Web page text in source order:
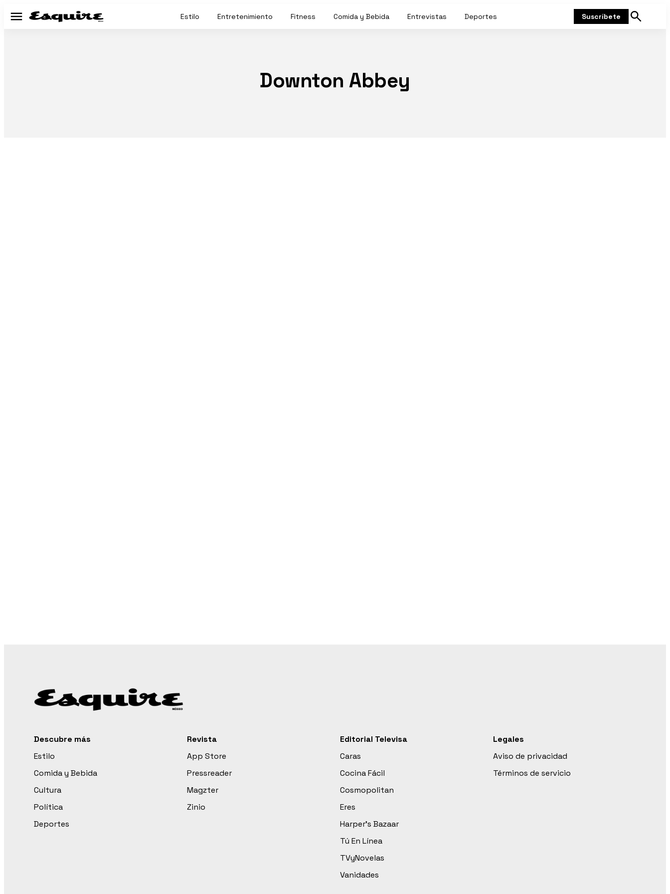
Menú Estilo Entretenimiento Fitness Comida y Bebida Entrevistas Deportes Suscríbete
Mostrar
Downton Abbey
Descubre más
Estilo
Comida y Bebida
Cultura
Política
Deportes
Revista
App Store
Pressreader
Magzter
Zinio
Editorial Televisa
Caras
Cocina Fácil
Cosmopolitan
Eres
Harper’s Bazaar
Tú En Línea
TVyNovelas
Vanidades
Legales
Aviso de privacidad
Términos de servicio